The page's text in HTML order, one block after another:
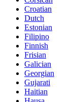
Croatian
Dutch
Estonian
Filipino
Finnish
Frisian
Galician
Georgian
Gujarati
Haitian